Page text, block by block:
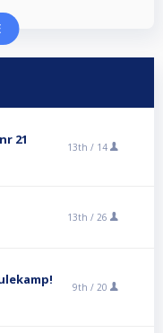
21
13th / 14
13th / 26
9th / 20